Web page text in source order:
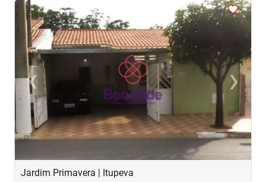
<<<
‹Previous ›Next
Jardim Primavera | Itupeva